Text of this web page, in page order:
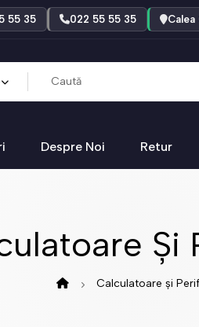
55 35 022 55 55 35 Calea
Despre Noi Retur
Și
Calculatoare și